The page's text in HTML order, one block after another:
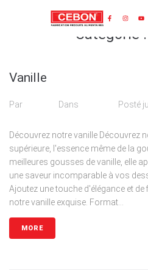
Catégorie :
Vanille
Par Dans Posté
Découvrez notre vanille Découvrez
supérieure, l'essence même de la
meilleures gousses de vanille, elle
une saveur incomparable à vos
Ajoutez une touche d'élégance et
notre vanille exquise. Format...
MORE